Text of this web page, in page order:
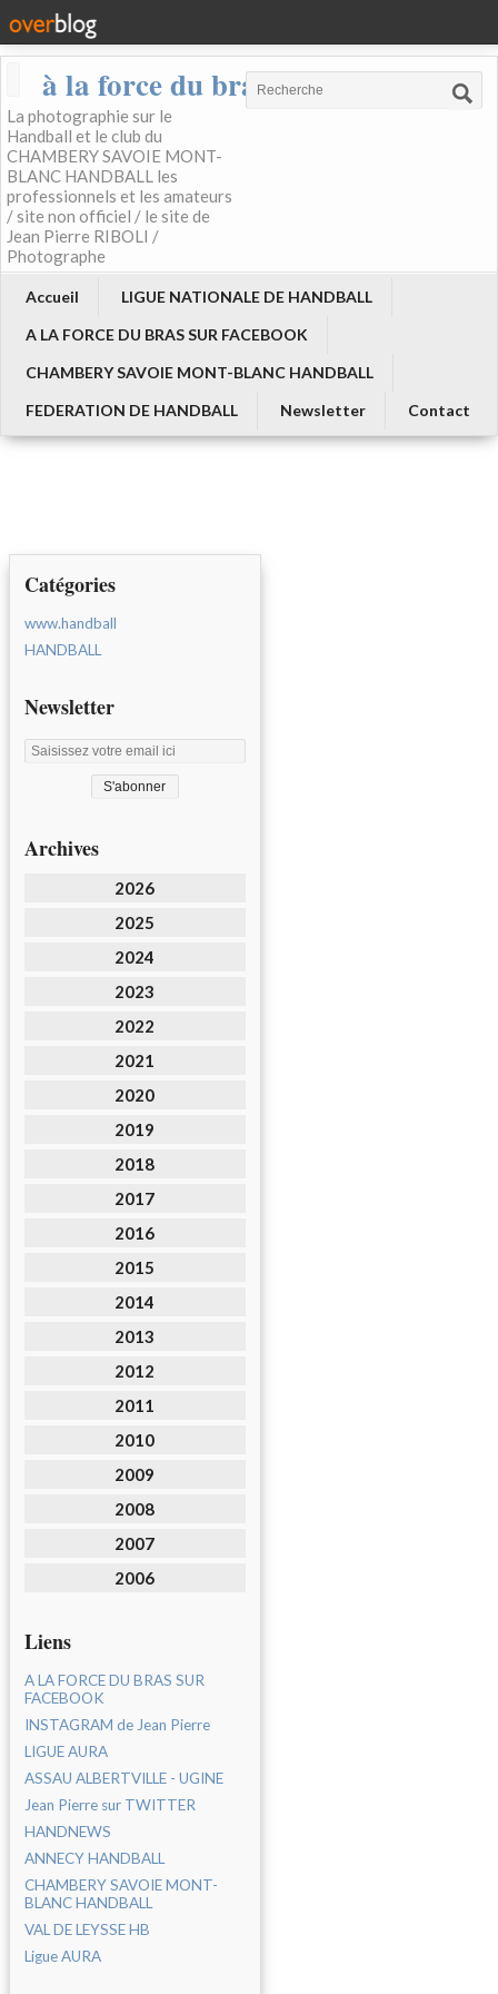
à la force du bras
La photographie sur le
Handball et le club du
CHAMBERY SAVOIE MONT-
BLANC HANDBALL les
professionnels et les amateurs
/ site non officiel / le site de
Jean Pierre RIBOLI /
Photographe
Accueil
LIGUE NATIONALE DE HANDBALL
A LA FORCE DU BRAS SUR FACEBOOK
CHAMBERY SAVOIE MONT-BLANC HANDBALL
FEDERATION DE HANDBALL
Newsletter Contact
Catégories
www.handball
HANDBALL
Newsletter
Archives
2026
2025
2024
2023
2022
2021
2020
2019
2018
2017
2016
2015
2014
2013
2012
2011
2010
2009
2008
2007
2006
Liens
A LA FORCE DU BRAS SUR
FACEBOOK
INSTAGRAM de Jean Pierre
LIGUE AURA
ASSAU ALBERTVILLE - UGINE
Jean Pierre sur TWITTER
HANDNEWS
ANNECY HANDBALL
CHAMBERY SAVOIE MONT-
BLANC HANDBALL
VAL DE LEYSSE HB
Ligue AURA